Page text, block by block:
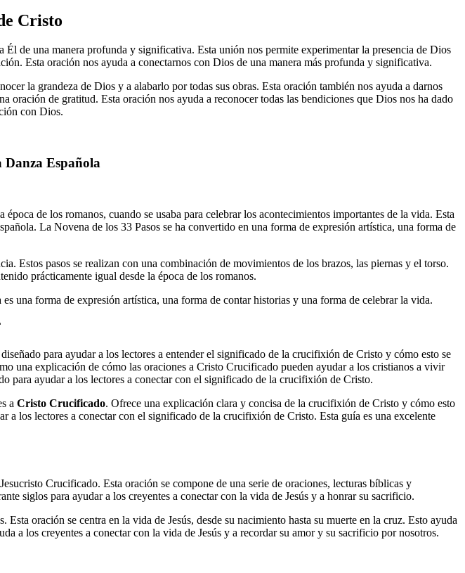
Cristo
de una manera profunda y significativa. Esta unión nos permite experimentar la presencia de Dios
Esta oración nos ayuda a conectarnos con Dios de una manera más profunda y significativa.
la grandeza de Dios y a alabarlo por todas sus obras. Esta oración también nos ayuda a darnos
de gratitud. Esta oración nos ayuda a reconocer todas las bendiciones que Dios nos ha dado
con Dios.
Española
de los romanos, cuando se usaba para celebrar los acontecimientos importantes de la vida. Esta
La Novena de los 33 Pasos se ha convertido en una forma de expresión artística, una forma de
Estos pasos se realizan con una combinación de movimientos de los brazos, las piernas y el torso.
prácticamente igual desde la época de los romanos.
una forma de expresión artística, una forma de contar historias y una forma de celebrar la vida.
diseñado para ayudar a los lectores a entender el significado de la crucifixión de Cristo y cómo esto se
una explicación de cómo las oraciones a Cristo Crucificado pueden ayudar a los cristianos a vivir
ayudar a los lectores a conectar con el significado de la crucifixión de Cristo.
a Cristo Crucificado. Ofrece una explicación clara y concisa de la crucifixión de Cristo y cómo esto
los lectores a conectar con el significado de la crucifixión de Cristo. Esta guía es una excelente
Crucificado. Esta oración se compone de una serie de oraciones, lecturas bíblicas y
siglos para ayudar a los creyentes a conectar con la vida de Jesús y a honrar su sacrificio.
oración se centra en la vida de Jesús, desde su nacimiento hasta su muerte en la cruz. Esto ayuda
a los creyentes a conectar con la vida de Jesús y a recordar su amor y su sacrificio por nosotros.